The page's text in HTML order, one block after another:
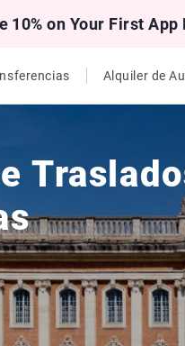
10% on Your First App
Alquiler de